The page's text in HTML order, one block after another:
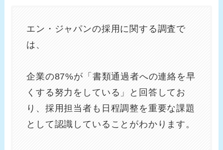
エン・ジャパンの採用に関する調査で
は、
企業の87%が「書類通過者への連絡を早
くする努力をしている」と回答してお
り、採用担当者も日程調整を重要な課題
として認識していることがわかります。